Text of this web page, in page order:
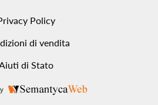
Policy
di vendita
Aiuti di Stato